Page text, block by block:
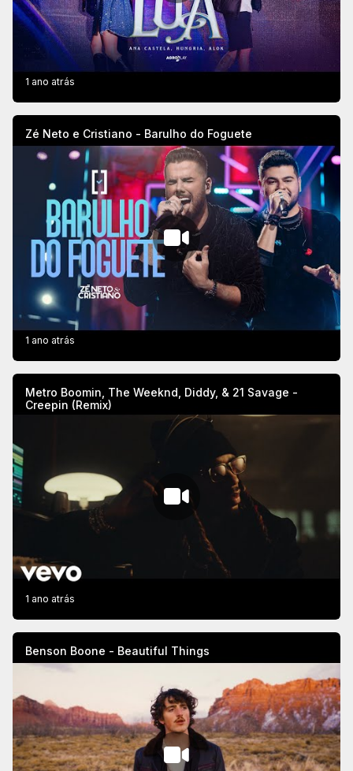
1 ano atrás
Zé Neto e Cristiano - Barulho do Foguete
1 ano atrás
Metro Boomin, The Weeknd, Diddy, & 21 Savage -
Creepin (Remix)
1 ano atrás
Benson Boone - Beautiful Things